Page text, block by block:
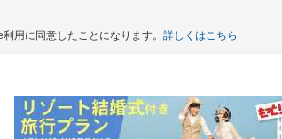
用に同意したことになります。 詳しくはこちら